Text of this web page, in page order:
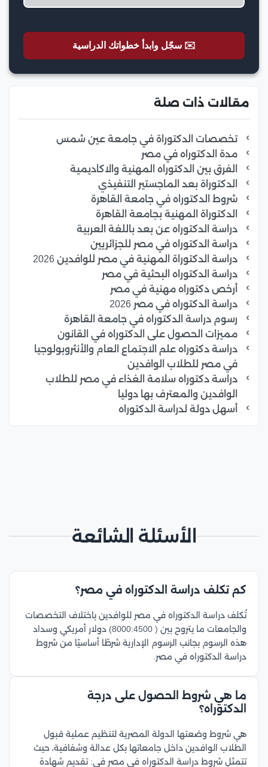
✉️ سجّل وابدأ خطواتك الدراسية
مقالات ذات صلة
تخصصات الدكتوراة في جامعة عين شمس
مدة الدكتوراه في مصر
الفرق بين الدكتوراه المهنية والاكاديمية
الدكتوراة بعد الماجستير التنفيذي
شروط الدكتوراه في جامعة القاهرة
الدكتوراة المهنية بجامعة القاهرة
دراسة الدكتوراه عن بعد باللغة العربية
دراسة الدكتوراه في مصر للجزائريين
دراسة الدكتوراة المهنية في مصر للوافدين 2026
دراسة الدكتوراه البحثية في مصر
أرخص دكتوراه مهنية في مصر
دراسة الدكتوراه في مصر 2026
رسوم دراسة الدكتوراه في جامعة القاهرة
مميزات الحصول على الدكتوراه في القانون
دراسة دكتوراه علم الاجتماع العام والأنثروبولوجيا
في مصر للطلاب الوافدين
دراسة دكتوراه سلامة الغذاء في مصر للطلاب
الوافدين والمعترف بها دوليا
أسهل دولة لدراسة الدكتوراه
الأسئلة الشائعة
كم تكلف دراسة الدكتوراه في مصر؟
تُكلف دراسة الدكتوراه في مصر للوافدين باختلاف التخصصات
والجامعات ما يتروح بين ( 8000:4500) دولار أمريكي وسداد
هذه الرسوم بجانب الرسوم الإدارية شرطًا أساسيًا من شروط
دراسة الدكتوراه في مصر.
ما هي شروط الحصول على درجة
الدكتوراه؟
هي شروط وضعتها الدولة المصرية لتنظيم عملية قبول
الطلاب الوافدين داخل جامعاتها بكل عدالة وشفافية، حيث
تتمثل شروط دراسة الدكتوراه في مصر في: تقديم شهادة